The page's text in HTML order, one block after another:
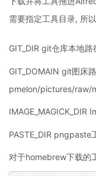
需要指定工具目录, 所
GIT_DIR git仓库本地
GIT_DOMAIN git图床
pmelon/pictures/raw/
IMAGE_MAGICK_DIR
PASTE_DIR pngpaste
对于homebrew下载的